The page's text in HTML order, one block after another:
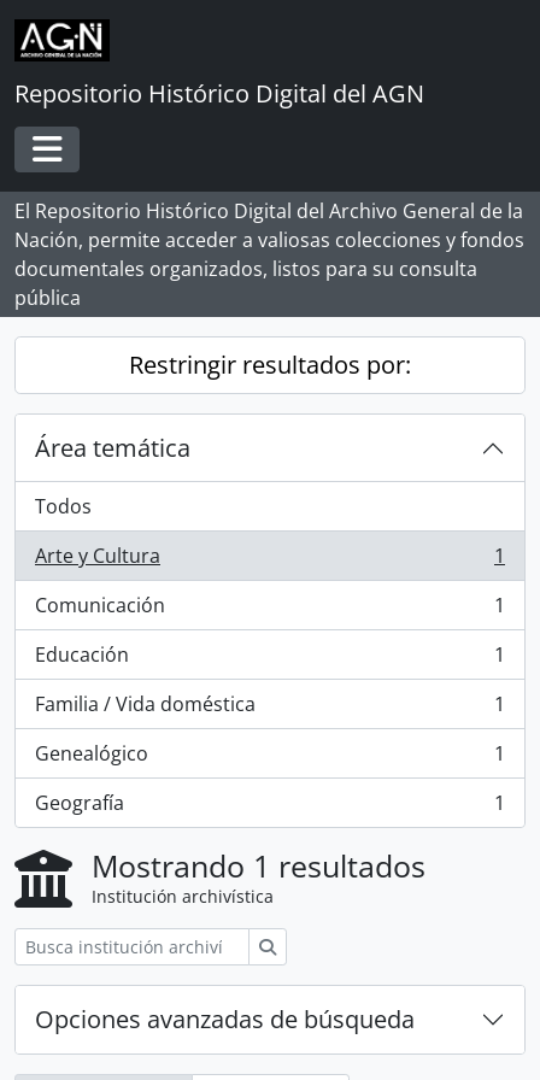
Skip to main content
Repositorio Histórico Digital del AGN
Toggle navigation
El Repositorio Histórico Digital del Archivo General de la
Nación, permite acceder a valiosas colecciones y fondos
documentales organizados, listos para su consulta
pública
Restringir resultados por:
Área temática
Todos
Arte y Cultura
, 1 resultados
1
Comunicación
, 1 resultados
1
Educación
, 1 resultados
1
Familia / Vida doméstica
, 1 resultados
1
Genealógico
, 1 resultados
1
Geografía
, 1 resultados 1
Mostrando 1 resultados
Institución archivística
Opciones avanzadas de búsqueda